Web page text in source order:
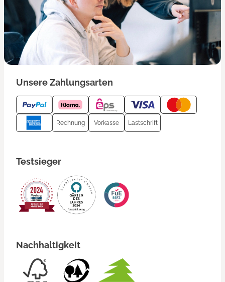
Unsere Zahlungsarten
Rechnung Vorkasse Lastschrift
Testsieger
Nachhaltigkeit